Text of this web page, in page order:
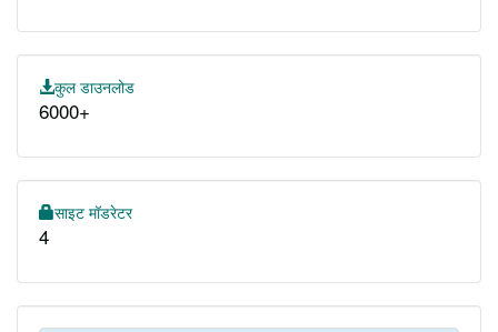
कुल डाउनलोड
6000+
साइट मॉडरेटर
4